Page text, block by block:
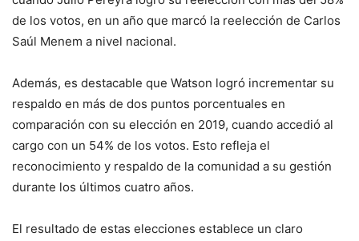
de los votos, en un año que marcó la reelección de Carlos
Saúl Menem a nivel nacional.
Además, es destacable que Watson logró incrementar su
respaldo en más de dos puntos porcentuales en
comparación con su elección en 2019, cuando accedió al
cargo con un 54% de los votos. Esto refleja el
reconocimiento y respaldo de la comunidad a su gestión
durante los últimos cuatro años.
El resultado de estas elecciones establece un claro